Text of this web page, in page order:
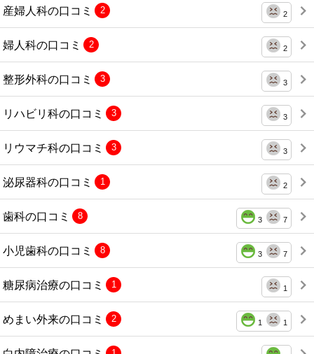
産婦人科の口コミ 2
2
婦人科の口コミ 2
2
整形外科の口コミ 3
3
リハビリ科の口コミ 3
3
リウマチ科の口コミ 3
3
泌尿器科の口コミ 2
1
歯科の口コミ 3 7
8
小児歯科の口コミ 3 7
8
糖尿病治療の口コミ 1
1
めまい外来の口コミ 1 1
2